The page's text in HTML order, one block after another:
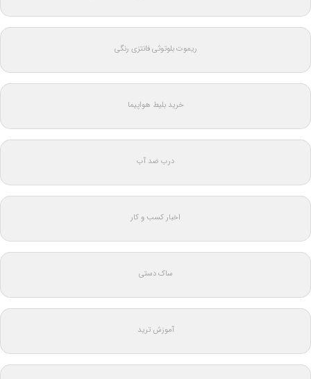
ریموت بلوتوثی فانتزی رنگی
خرید بلیط هواپیما
درب ضد آب
اخبار کسب و کار
ساک دستی
آموزش ترید